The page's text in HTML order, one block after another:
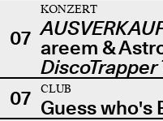
07
KONZERT
areem &
DiscoTrapper
07
CLUB
Guess who's